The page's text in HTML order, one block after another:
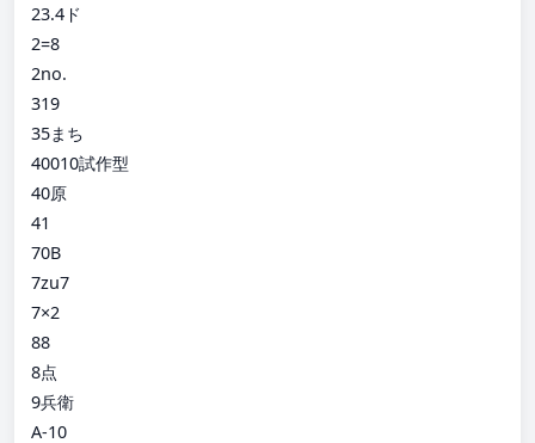
23.4ド
2=8
2no.
319
35まち
40010試作型
40原
41
70B
7zu7
7×2
88
8点
9兵衛
A-10